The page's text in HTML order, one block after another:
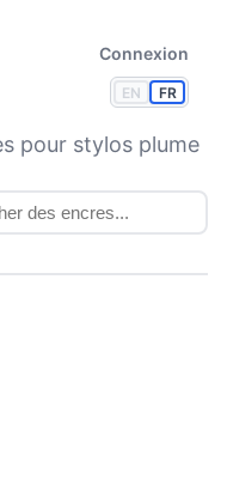
EN FR
Connexion
pour stylos plume